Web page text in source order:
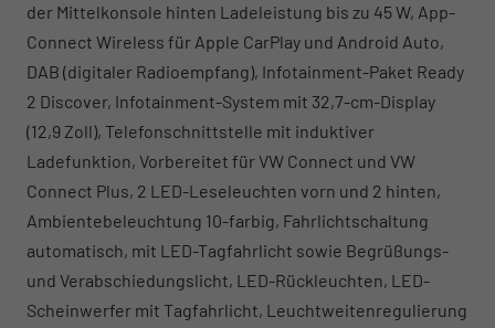
der Mittelkonsole hinten Ladeleistung bis zu 45 W, App-
Connect Wireless für Apple CarPlay und Android Auto,
DAB (digitaler Radioempfang), Infotainment-Paket Ready
2 Discover, Infotainment-System mit 32,7-cm-Display
(12,9 Zoll), Telefonschnittstelle mit induktiver
Ladefunktion, Vorbereitet für VW Connect und VW
Connect Plus, 2 LED-Leseleuchten vorn und 2 hinten,
Ambientebeleuchtung 10-farbig, Fahrlichtschaltung
automatisch, mit LED-Tagfahrlicht sowie Begrüßungs-
und Verabschiedungslicht, LED-Rückleuchten, LED-
Scheinwerfer mit Tagfahrlicht, Leuchtweitenregulierung